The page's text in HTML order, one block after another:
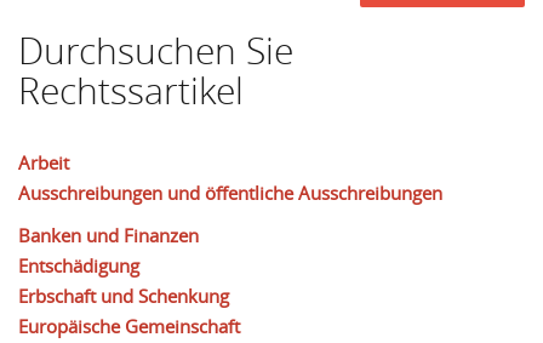
Durchsuchen Sie
Rechtssartikel
Arbeit
Ausschreibungen und öffentliche Ausschreibungen
Banken und Finanzen
Entschädigung
Erbschaft und Schenkung
Europäische Gemeinschaft